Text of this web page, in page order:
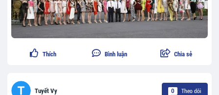
Thích Bình luận Chia sẻ
Tuyết Vy 0 Theo dõi